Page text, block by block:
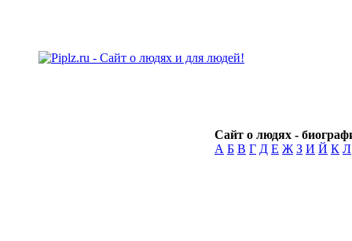
Сайт о людях -
А Б В Г Д Е Ж З И Й К Л